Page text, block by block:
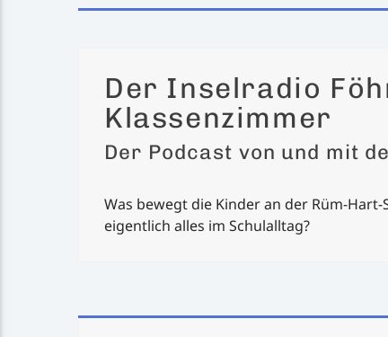
Der Inselradio
Klassenzimmer
Der Podcast von und mit
Was bewegt die Kinder an der Rüm-
eigentlich alles im Schulalltag?